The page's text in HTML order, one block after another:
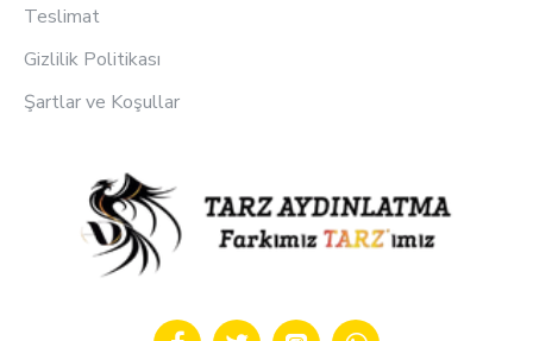
Teslimat
Gizlilik Politikası
Şartlar ve Koşullar